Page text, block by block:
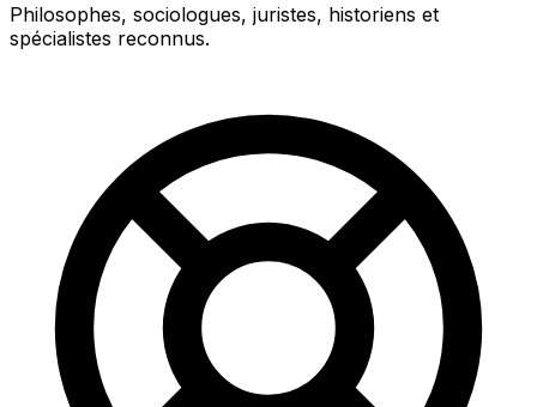
Philosophes, sociologues, juristes, historiens et
spécialistes reconnus.